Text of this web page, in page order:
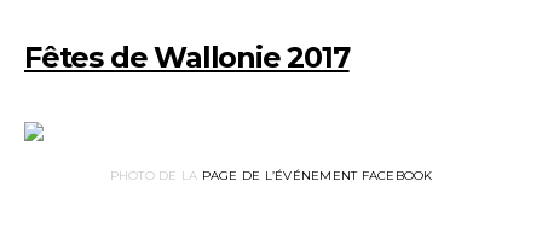
Fêtes de Wallonie 2017
PHOTO DE LA PAGE DE L’ÉVÉNEMENT FACEBOOK